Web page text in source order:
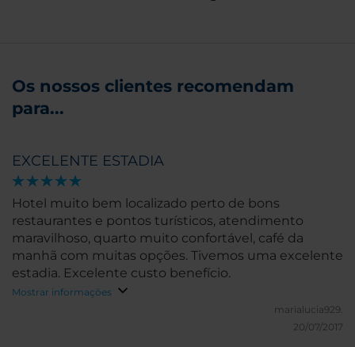
Os nossos clientes recomendam
para...
EXCELENTE ESTADIA
Hotel muito bem localizado perto de bons
restaurantes e pontos turísticos, atendimento
maravilhoso, quarto muito confortável, café da
manhã com muitas opções. Tivemos uma excelente
estadia. Excelente custo benefício.
Mostrar informações
marialucia929.
20/07/2017